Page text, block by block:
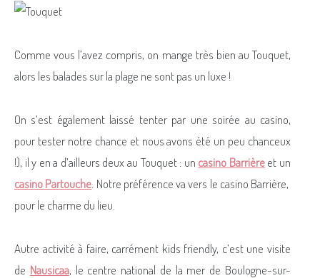
Comme vous l’avez compris, on mange très bien au Touquet,
alors les balades sur la plage ne sont pas un luxe !
On s’est également laissé tenter par une soirée au casino,
pour tester notre chance et nous avons été un peu chanceux
!), il y en a d’ailleurs deux au Touquet : un casino Barrièreet un
casino Partouche . Notre préférence va vers le casino Barrière,
pour le charme du lieu.
Autre activité à faire, carrément kids friendly, c’est une visite
de Nausicaa, le centre national de la mer de Boulogne-sur-